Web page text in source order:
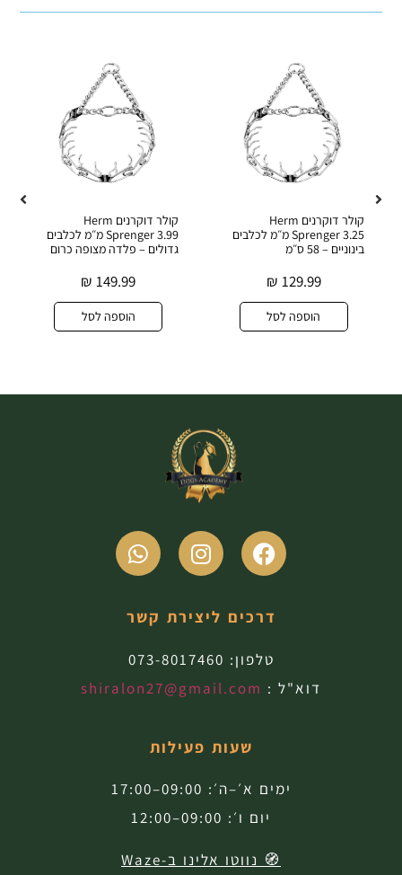
קולר דוקרנים Herm
Sprenger 3.25 מ״מ לכלבים
בינוניים – 58 ס״מ
129.99
₪
הוספה לסל
קולר דוקרנים Herm
Sprenger 3.99 מ״מ לכלבים
גדולים – פלדה מצופה כרום
149.99
₪
הוספה לסל
דרכים ליצירת קשר
טלפון: 073-8017460
דוא"ל : shiralon27@gmail.com
שעות פעילות
ימים א׳–ה׳: 09:00–17:00
יום ו׳: 09:00–12:00
🧭 נווטו אלינו ב-Waze